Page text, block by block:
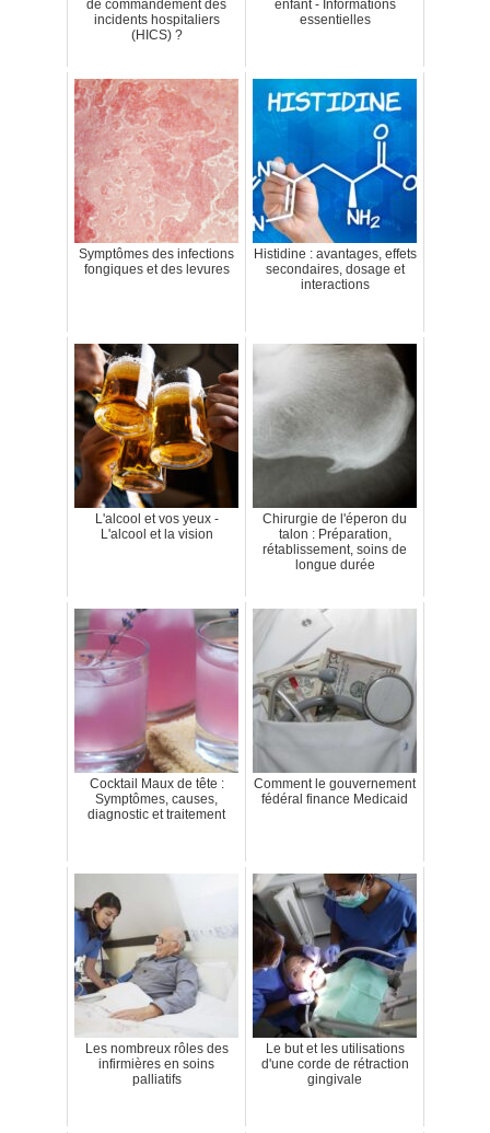
de commandement des
incidents hospitaliers
(HICS) ?
enfant - Informations
essentielles
Symptômes des infections
fongiques et des levures
Histidine : avantages, effets
secondaires, dosage et
interactions
L'alcool et vos yeux -
L'alcool et la vision
Chirurgie de l'éperon du
talon : Préparation,
rétablissement, soins de
longue durée
Cocktail Maux de tête :
Symptômes, causes,
diagnostic et traitement
Comment le gouvernement
fédéral finance Medicaid
Les nombreux rôles des
infirmières en soins
palliatifs
Le but et les utilisations
d'une corde de rétraction
gingivale